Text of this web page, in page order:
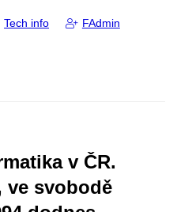
Tech info FAdmin
v ČR.
ve svobodě